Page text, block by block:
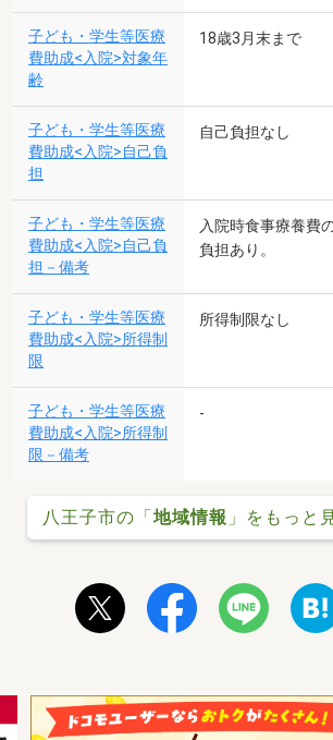
子ども・学生等医療
費助成<入院>対象年
齢
18歳3月末まで
子ども・学生等医療
費助成<入院>自己負
担
自己負担なし
子ども・学生等医療
費助成<入院>自己負
担－備考
入院時食事療養費
負担あり。
子ども・学生等医療
費助成<入院>所得制
限
所得制限なし
子ども・学生等医療
費助成<入院>所得制
限－備考
-
八王子市の「地域情報 」をもっと